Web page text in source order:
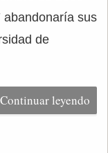
abandonaría sus
de
Continuar leyendo